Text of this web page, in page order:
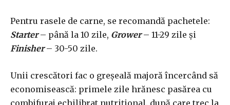
Pentru rasele de carne, se recomandă pachetele:
Starter– până la 10 zile, Grower– 11-29 zile și
Finisher– 30-50 zile.
Unii crescători fac o greșeală majoră încercând să
economisească: primele zile hrănesc pasărea cu